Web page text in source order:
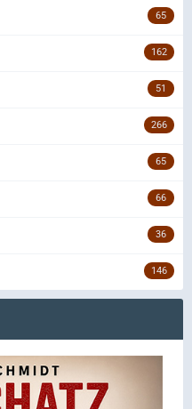
65
162
51
266
65
66
36
146